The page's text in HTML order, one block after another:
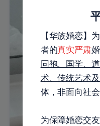
【华族婚恋】
者的真实严肃
同袍、国学、
术、传统艺术
体，非面向社会
为保障婚恋交